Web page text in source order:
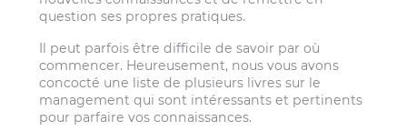
question ses propres pratiques.
Il peut parfois être difficile de savoir par où
commencer. Heureusement, nous vous avons
concocté une liste de plusieurs livres sur le
management qui sont intéressants et pertinents
pour parfaire vos connaissances.